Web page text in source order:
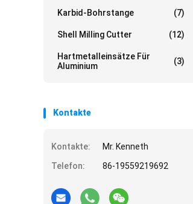
Karbid-Bohrstange (7)
Shell Milling Cutter (12)
Hartmetalleinsätze Für
Aluminium
(3)
Kontakte
Kontakte:
Mr. Kenneth
Telefon:
86-19559219692